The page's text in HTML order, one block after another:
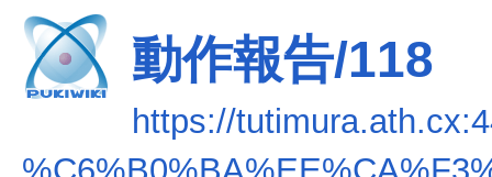
動作報告/118
https://